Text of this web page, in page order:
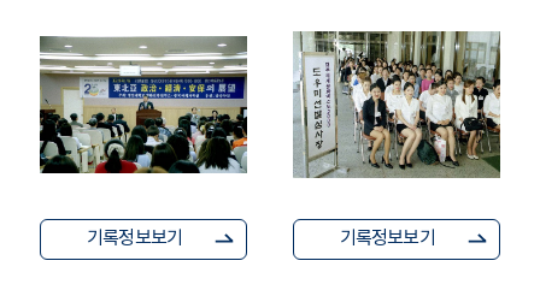
기록정보보기 기록정보보기